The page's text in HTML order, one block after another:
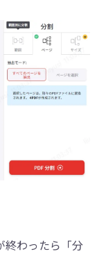
終わったら「分